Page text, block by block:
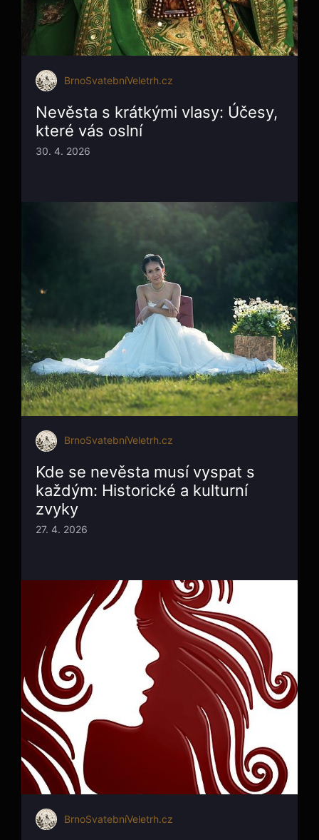
BrnoSvatebníVeletrh.cz
Nevěsta s krátkými vlasy: Účesy,
které vás oslní
30. 4. 2026
BrnoSvatebníVeletrh.cz
Kde se nevěsta musí vyspat s
každým: Historické a kulturní
zvyky
27. 4. 2026
BrnoSvatebníVeletrh.cz